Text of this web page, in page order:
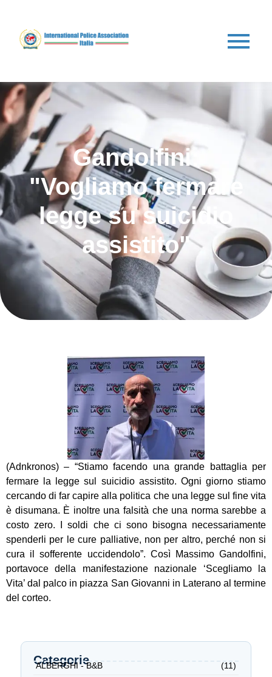
Gandolfini:
"Vogliamo fermare
legge su suicidio
assistito"
(Adnkronos) – “Stiamo facendo una grande battaglia per
fermare la legge sul suicidio assistito. Ogni giorno stiamo
cercando di far capire alla politica che una legge sul fine vita
è disumana. È inoltre una falsità che una norma sarebbe a
costo zero. I soldi che ci sono bisogna necessariamente
spenderli per le cure palliative, non per altro, perché non si
cura il sofferente uccidendolo”. Così Massimo Gandolfini,
portavoce della manifestazione nazionale ‘Scegliamo la
Vita’ dal palco in piazza San Giovanni in Laterano al termine
del corteo.
Categorie
ALBERGHI - B&B
(11)